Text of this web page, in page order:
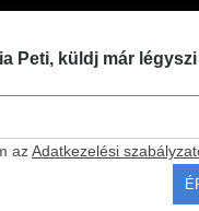
Peti, küldj már
azAdatkezelési